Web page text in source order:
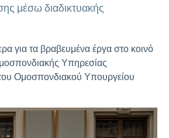
μέσω διαδικτυακής
για τα βραβευμένα έργα στο κοινό
Υπηρεσίας
Ομοσπονδιακού Υπουργείου